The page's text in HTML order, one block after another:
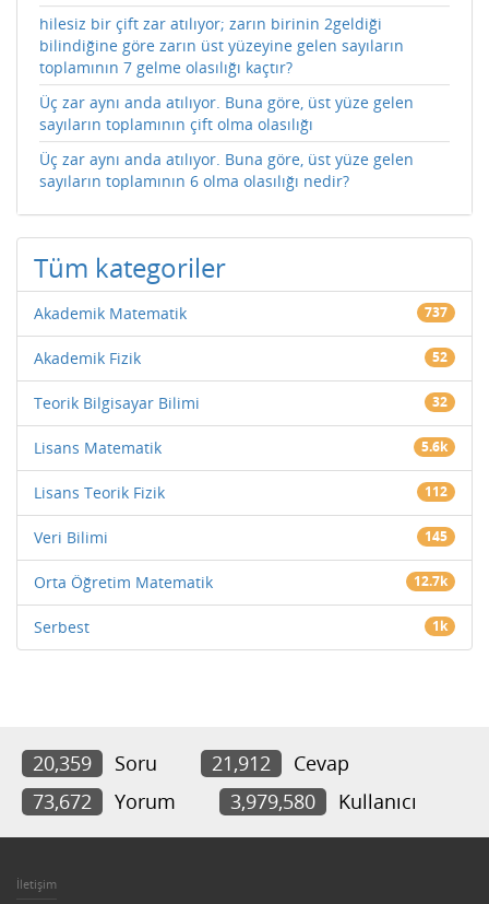
hilesiz bir çift zar atılıyor; zarın birinin 2geldiği
bilindiğine göre zarın üst yüzeyine gelen sayıların
toplamının 7 gelme olasılığı kaçtır?
Üç zar aynı anda atılıyor. Buna göre, üst yüze gelen
sayıların toplamının çift olma olasılığı
Üç zar aynı anda atılıyor. Buna göre, üst yüze gelen
sayıların toplamının 6 olma olasılığı nedir?
Tüm kategoriler
Akademik Matematik 737
Akademik Fizik 52
Teorik Bilgisayar Bilimi 32
Lisans Matematik 5.6k
Lisans Teorik Fizik 112
Veri Bilimi 145
Orta Öğretim Matematik 12.7k
Serbest 1k
20,359 Soru 21,912
Cevap
73,672
Yorum 3,979,580 Kullanıcı
İletişim